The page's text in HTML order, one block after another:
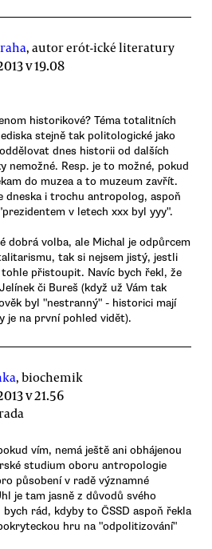
, autor erót-ické literatury
v 19.08
historikové? Téma totalitních
stejně tak politologické jako
dnes historii od dalších
nemožné. Resp. je to možné, pokud
do muzea a to muzeum zavřít.
dneska i trochu antropolog, aspoň
v letech xxx byl yyy".
dobrá volba, ale Michal je odpůrcem
tak si nejsem jistý, jestli
přistoupit. Navíc bych řekl, že
či Bureš (když už Vám tak
byl "nestranný" - historici mají
je na první pohled vidět).
, biochemik
v 21.56
vím, nemá ještě ani obhájenou
studium oboru antropologie
působení v radě významné
je tam jasně z důvodů svého
rád, kdyby to ČSSD aspoň řekla
hru na "odpolitizování"